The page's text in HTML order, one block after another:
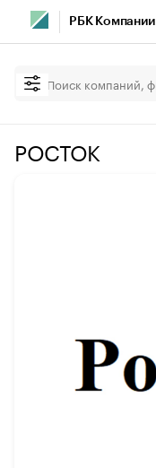
РБК Компании
РОСТОК